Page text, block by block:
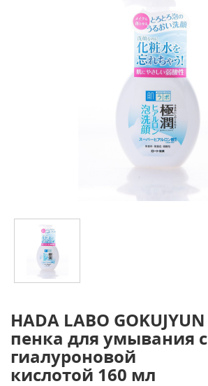
HADA LABO GOKUJYUN
пенка для умывания с
гиалуроновой
кислотой 160 мл